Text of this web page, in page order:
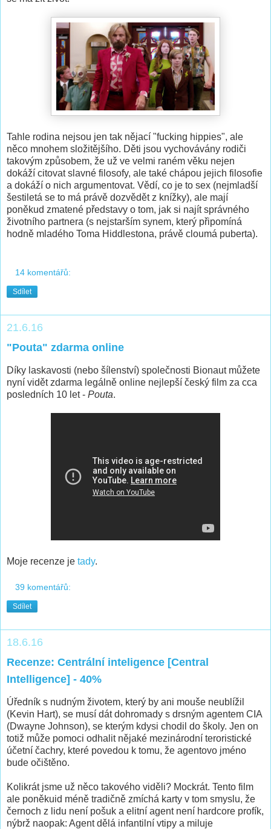
Tahle rodina nejsou jen tak nějací "fucking hippies", ale
něco mnohem složitějšího. Děti jsou vychovávány rodiči
takovým způsobem, že už ve velmi raném věku nejen
dokáží citovat slavné filosofy, ale také chápou jejich filosofie
a dokáží o nich argumentovat. Vědí, co je to sex (nejmladší
šestiletá se to má právě dozvědět z knížky), ale mají
poněkud zmatené představy o tom, jak si najít správného
životního partnera (s nejstarším synem, který připomíná
hodně mladého Toma Hiddlestona, právě cloumá puberta).
14 komentářů:
Sdílet
21.6.16
"Pouta" zdarma online
Díky laskavosti (nebo šílenství) společnosti Bionaut můžete
nyní vidět zdarma legálně online nejlepší český film za cca
posledních 10 let - Pouta.
Moje recenze je tady.
39 komentářů:
Sdílet
18.6.16
Recenze: Centrální inteligence [Central
Intelligence] - 40%
Úředník s nudným životem, který by ani mouše neublížil
(Kevin Hart), se musí dát dohromady s drsným agentem CIA
(Dwayne Johnson), se kterým kdysi chodil do školy. Jen on
totiž může pomoci odhalit nějaké mezinárodní teroristické
účetní čachry, které povedou k tomu, že agentovo jméno
bude očištěno.
Kolikrát jsme už něco takového viděli? Mockrát. Tento film
ale poněkuid méně tradičně zmíchá karty v tom smyslu, že
černoch z lidu není pošuk a elitní agent není hardcore profík,
nýbrž naopak: Agent dělá infantilní vtipy a miluje